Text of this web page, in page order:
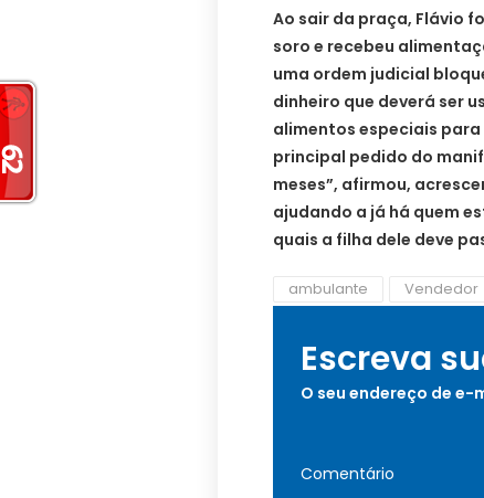
Ao sair da praça, Flávio
soro e recebeu
uma ordem judicial
dinheiro que deverá ser
alimentos especiais
principal pedido do
meses”, afirmou,
ajudando a já há quem
quais a filha dele deve
ambulante Vendedor
Escreva
O seu endereço de
Comentário